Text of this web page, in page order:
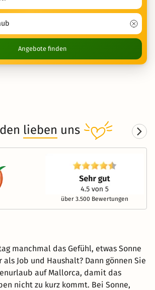
Angebote finden
lieben uns
über 3.500 Bewertungen
manchmal das Gefühl, etwas Sonne
Job und Haushalt? Dann gönnen Sie
auf Mallorca, damit das
nicht zu kurz kommt. Bei Sonne,